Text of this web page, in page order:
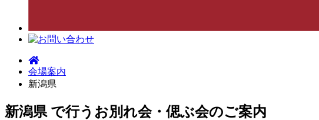
会場案内
新潟県
新潟県 で行う お別れ会・偲ぶ会のご案内